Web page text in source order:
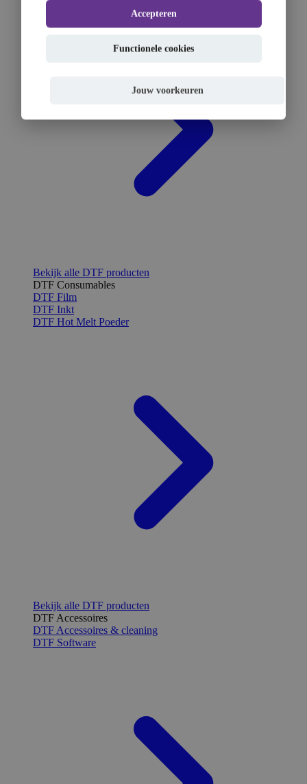
Bekijk alle DTF producten
DTF Consumables
DTF Film
DTF Inkt
DTF Hot Melt Poeder
Bekijk alle DTF producten
DTF Accessoires
DTF Accessoires & cleaning
DTF Software
Accepteren
Functionele cookies
Jouw voorkeuren